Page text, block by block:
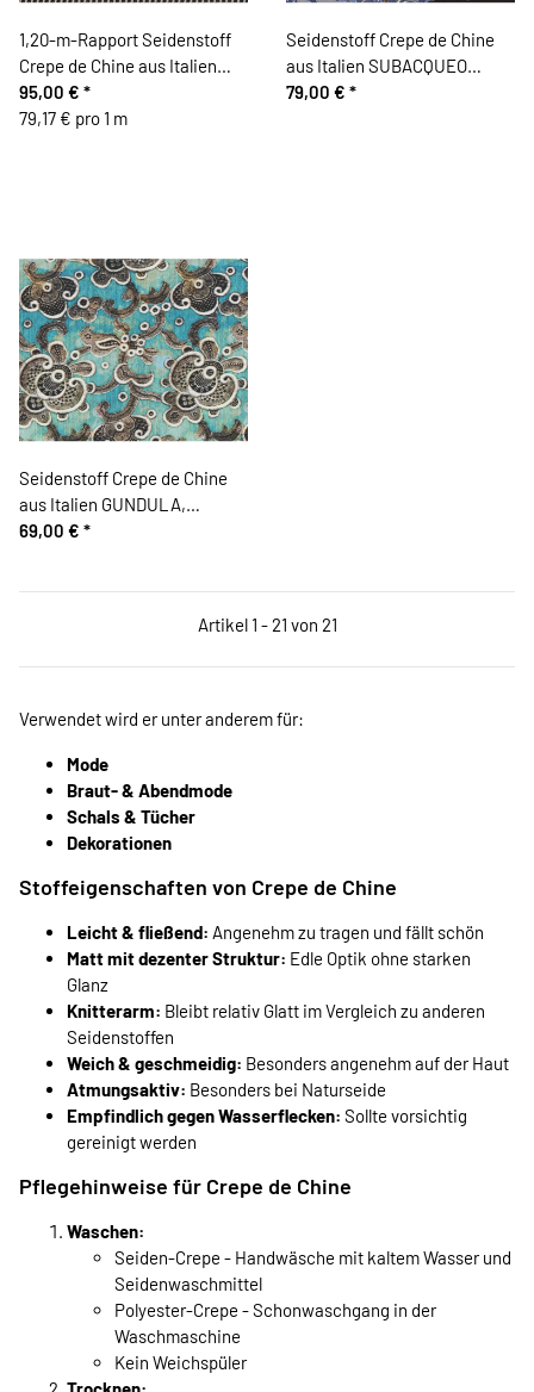
1,20-m-Rapport Seidenstoff
Crepe de Chine aus Italien
VIOLA, Blüten auf Raster
95,00 € *
79,17 € pro 1 m
Seidenstoff Crepe de Chine
aus Italien SUBACQUEO
SETA, Schlingpflanzen, lila-
79,00 € *
Seidenstoff Crepe de Chine
aus Italien GUNDULA,
Lochstickerei-Illusion, türkis
69,00 € *
Artikel 1 - 21 von 21
Verwendet wird er unter anderem für:
Mode
Braut- & Abendmode
Schals & Tücher
Dekorationen
Stoffeigenschaften von Crepe de Chine
Leicht & fließend: Angenehm zu tragen und fällt schön
Matt mit dezenter Struktur: Edle Optik ohne starken
Glanz
Knitterarm: Bleibt relativ Glatt im Vergleich zu anderen
Seidenstoffen
Weich & geschmeidig: Besonders angenehm auf der Haut
Atmungsaktiv: Besonders bei Naturseide
Empfindlich gegen Wasserflecken: Sollte vorsichtig
gereinigt werden
Pflegehinweise für Crepe de Chine
Waschen:
Seiden-Crepe - Handwäsche mit kaltem Wasser und
Seidenwaschmittel
Polyester-Crepe - Schonwaschgang in der
Waschmaschine
Kein Weichspüler